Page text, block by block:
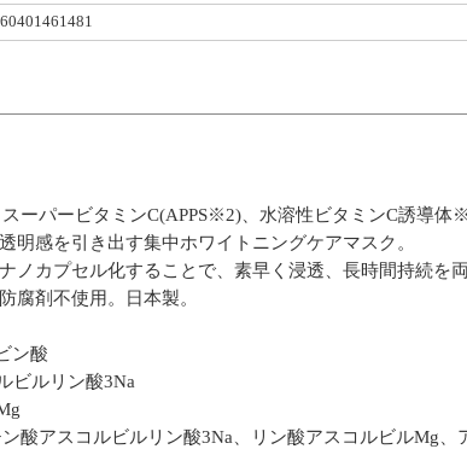
ーパービタミンC(APPS※2)、水溶性ビタミンC誘導体
明感を引き出す集中ホワイトニングケアマスク。
ノカプセル化することで、素早く浸透、長時間持続を
腐剤不使用。日本製。
ン酸
ビルリン酸3Na
酸アスコルビルリン酸3Na、リン酸アスコルビルMg、